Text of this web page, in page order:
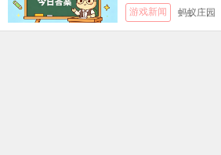
游戏新闻 蚂蚁庄园